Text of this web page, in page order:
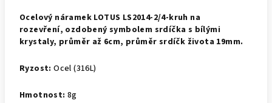
Ocelový náramek LOTUS LS2014-2/4-kruh na
rozevření, ozdobený symbolem srdíčka s bílými
krystaly, průměr až 6cm, průměr srdíčk života 19mm.
Ryzost:Ocel (316L)
Hmotnost: 8g